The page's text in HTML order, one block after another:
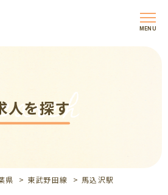
MENU
人を探す
県 > 東武野田線 > 馬込沢駅